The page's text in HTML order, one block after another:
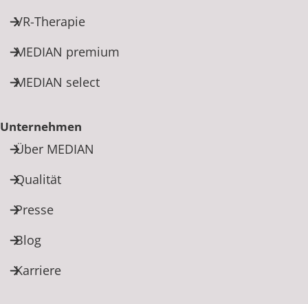
VR-Therapie
MEDIAN premium
MEDIAN select
Unternehmen
Über MEDIAN
Qualität
Presse
Blog
Karriere